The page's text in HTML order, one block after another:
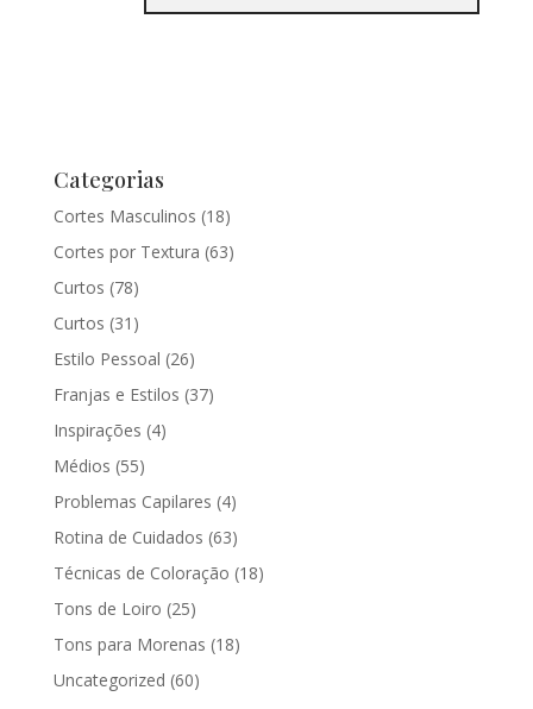
Categorias
Cortes Masculinos (18)
Cortes por Textura (63)
Curtos (78)
Curtos (31)
Estilo Pessoal (26)
Franjas e Estilos (37)
Inspirações (4)
Médios (55)
Problemas Capilares (4)
Rotina de Cuidados (63)
Técnicas de Coloração (18)
Tons de Loiro (25)
Tons para Morenas (18)
Uncategorized (60)